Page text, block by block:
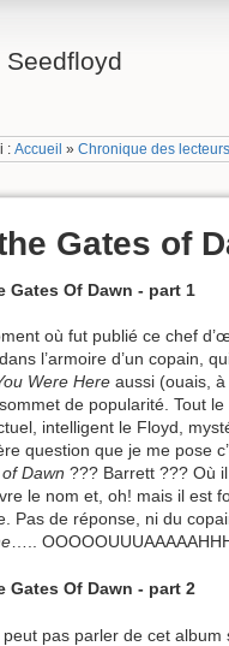
Seedfloyd
:Accueil »Chronique des lecteurs
Gates of
Gates Of Dawn - part 1
où fut publié ce chef
l’armoire d’un copain,
Were Here aussi (ouais,
de popularité. Tout
intelligent le Floyd,
question que je me pose
Dawn ??? Barrett ??? Où
le nom et, oh! mais il est
Pas de réponse, ni du
…..
Gates Of Dawn - part 2
pas parler de cet